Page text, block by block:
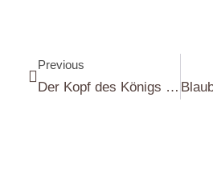
Previous
Der Kopf des Königs | The King’s Head